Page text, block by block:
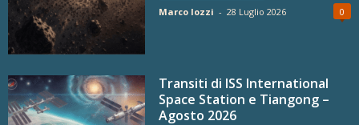
Marco Iozzi - 28 Luglio 2026 0
Transiti di ISS International
Space Station e Tiangong –
Agosto 2026